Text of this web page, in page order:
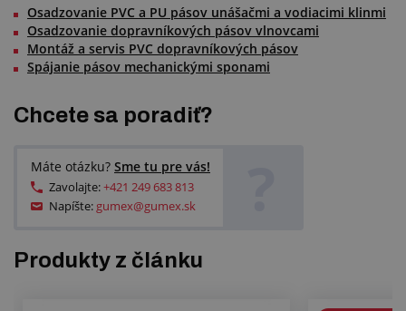
Osadzovanie PVC a PU pásov unášačmi a vodiacimi klinmi
Osadzovanie dopravníkových pásov vlnovcami
Montáž a servis PVC dopravníkových pásov
Spájanie pásov mechanickými sponami
Chcete sa poradiť?
Máte otázku? Sme tu pre vás!
Zavolajte:+421 249 683 813
Napíšte: gumex@gumex.sk
Produkty z článku